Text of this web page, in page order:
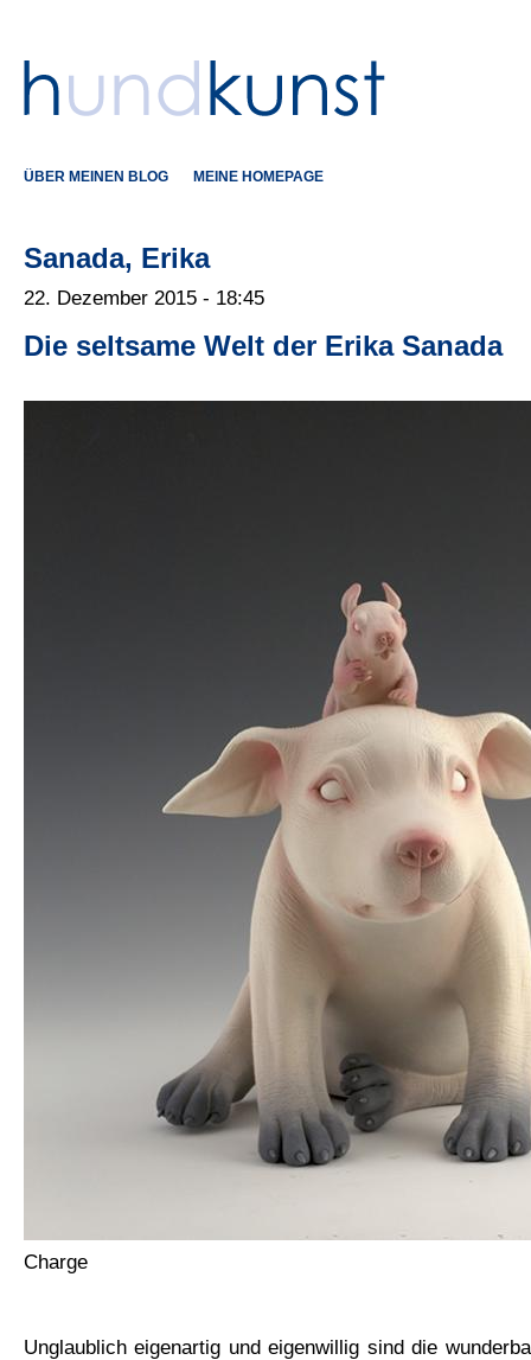
ÜBER MEINEN BLOG MEINE HOMEPAGE
Sanada, Erika
22. Dezember 2015 - 18:45
Die seltsame Welt der Erika Sanada
Charge
Unglaublich eigenartig und eigenwillig sind die